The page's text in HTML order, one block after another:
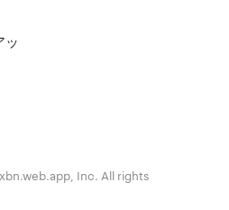
ッ
Inc. All rights